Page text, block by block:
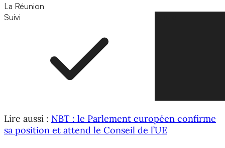
La Réunion
Suivi
Lire aussi : NBT : le Parlement européen confirme
sa position et attend le Conseil de l’UE